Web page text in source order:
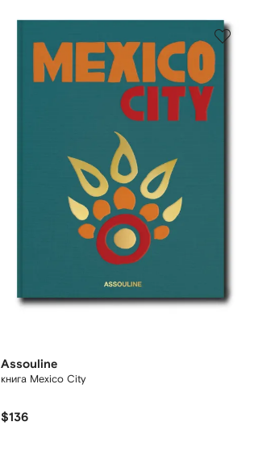
Assouline
книга Mexico City
$136